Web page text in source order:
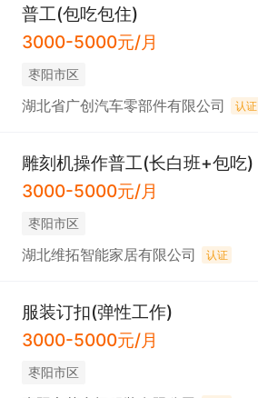
普工(包吃包住)
3000-5000元/月
枣阳市区
湖北省广创汽车零部件有限公司 认证
雕刻机操作普工(长白班+包吃)
3000-5000元/月
枣阳市区
湖北维拓智能家居有限公司 认证
服装订扣(弹性工作)
3000-5000元/月
枣阳市区